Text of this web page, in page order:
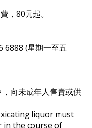
80元起。
(星期一至五
，向未成年人售賣或供
liquor must
in the course of